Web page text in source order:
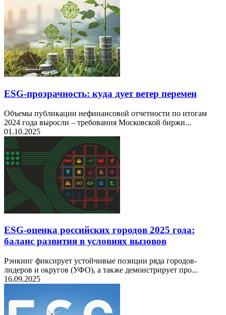
ESG-прозрачность: куда дует ветер перемен
Объемы публикации нефинансовой отчетности по итогам
2024 года выросли – требования Московской биржи...
01.10.2025
ESG-оценка российских городов 2025 года:
баланс развития в условиях вызовов
Рэнкинг фиксирует устойчивые позиции ряда городов-
лидеров и округов (УФО), а также демонстрирует про...
16.09.2025